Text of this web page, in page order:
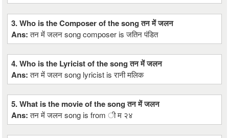
3. Who is the Composer of the song तन में जलन
Ans:तन में जलन song composer is जतिन पंडित
4. Who is the Lyricist of the song तन में जलन
Ans:तन में जलन song lyricist is रानी मलिक
5. What is the movie of the song तन में जलन
Ans:तन में जलन song is from ी म २४